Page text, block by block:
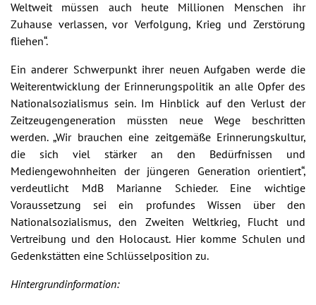
Weltweit müssen auch heute Millionen Menschen ihr
Zuhause verlassen, vor Verfolgung, Krieg und Zerstörung
fliehen“.
Ein anderer Schwerpunkt ihrer neuen Aufgaben werde die
Weiterentwicklung der Erinnerungspolitik an alle Opfer des
Nationalsozialismus sein. Im Hinblick auf den Verlust der
Zeitzeugengeneration müssten neue Wege beschritten
werden. „Wir brauchen eine zeitgemäße Erinnerungskultur,
die sich viel stärker an den Bedürfnissen und
Mediengewohnheiten der jüngeren Generation orientiert“,
verdeutlicht MdB Marianne Schieder. Eine wichtige
Voraussetzung sei ein profundes Wissen über den
Nationalsozialismus, den Zweiten Weltkrieg, Flucht und
Vertreibung und den Holocaust. Hier komme Schulen und
Gedenkstätten eine Schlüsselposition zu.
Hintergrundinformation: